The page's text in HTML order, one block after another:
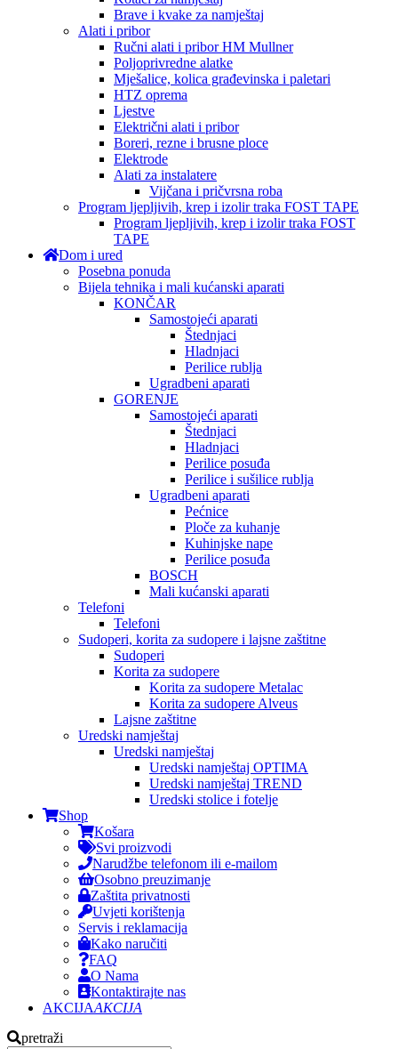
Brave i kvake za namještaj
Alati i pribor
Ručni alati i pribor HM Mullner
Poljoprivredne alatke
Mješalice, kolica građevinska i paletari
HTZ oprema
Ljestve
Električni alati i pribor
Boreri, rezne i brusne ploce
Elektrode
Alati za instalatere
Vijčana i pričvrsna roba
Program ljepljivih, krep i izolir traka FOST TAPE
Program ljepljivih, krep i izolir traka FOST
TAPE
Dom i ured
Posebna ponuda
Bijela tehnika i mali kućanski aparati
KONČAR
Samostojeći aparati
Štednjaci
Hladnjaci
Perilice rublja
Ugradbeni aparati
GORENJE
Samostojeći aparati
Štednjaci
Hladnjaci
Perilice posuđa
Perilice i sušilice rublja
Ugradbeni aparati
Pećnice
Ploče za kuhanje
Kuhinjske nape
Perilice posuđa
BOSCH
Mali kućanski aparati
Telefoni
Telefoni
Sudoperi, korita za sudopere i lajsne zaštitne
Sudoperi
Korita za sudopere
Korita za sudopere Metalac
Korita za sudopere Alveus
Lajsne zaštitne
Uredski namještaj
Uredski namještaj
Uredski namještaj OPTIMA
Uredski namještaj TREND
Uredski stolice i fotelje
Shop
Košara
Svi proizvodi
Narudžbe telefonom ili e-mailom
Osobno preuzimanje
Zaštita privatnosti
Uvjeti korištenja
Servis i reklamacija
Kako naručiti
FAQ
O Nama
Kontaktirajte nas
AKCIJAAKCIJA
pretraži